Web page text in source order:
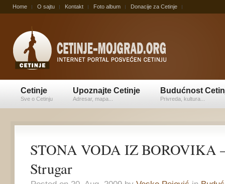
Home O sajtu Kontakt Foto album Donacije za Cetinje
Cetinje
Sve o Cetinju
Upoznajte Cetinje
Adresar, mapa...
Budućnost
Privreda, kultura...
STONA VODA IZ BOROVIKA
Strugar